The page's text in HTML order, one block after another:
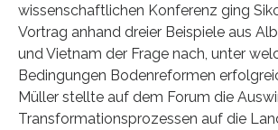
wissenschaftlichen Konferenz ging
Vortrag anhand dreier Beispiele aus
und Vietnam der Frage nach, unter
Bedingungen Bodenreformen
Müller stellte auf dem Forum die
Transformationsprozessen auf die